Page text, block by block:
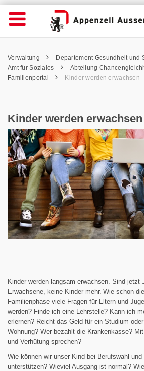
Kinder werden erwachsen
Wichtige
Seiten
Home
Inhalt
Kontakt
Sitemap
Navigation
Inhalt
Pfadnavigation
Verwaltung
Departement Gesundheit und
Amt für Soziales
Abteilung
Familienportal
Kinder werden erwachsen
Kinder werden erwachsen
Kinder werden langsam erwachsen. Sind jetzt
Erwachsene, keine Kinder mehr. Wie schon
Familienphase viele Fragen für Eltern und
werden? Finde ich eine Lehrstelle? Kann ich
erlernen? Reicht das Geld für ein Studium
Wohnung? Wer bezahlt die Krankenkasse?
und Verhütung sprechen?
Wie können wir unser Kind bei Berufswahl
unterstützen? Wieviel Ausgang ist normal?